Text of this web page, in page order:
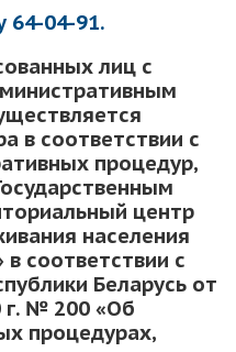
64-04-91.
лиц с
в соответствии с
процедур,
центр
населения
соответствии с
Беларусь от
г. № 200 «Об
процедурах,